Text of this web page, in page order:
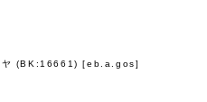
ヤ (BK:16661) [eb.a.gos]